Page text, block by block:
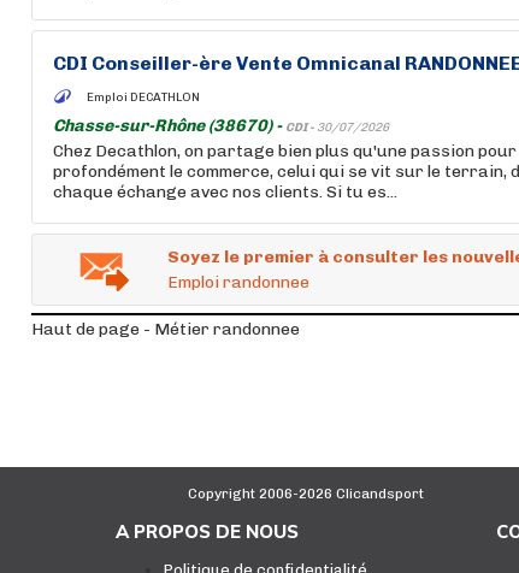
CDI Conseiller-ère Vente Omnicanal
Emploi DECATHLON
Chasse-sur-Rhône (38670) - CDI - 30/07/2026
Chez Decathlon, on partage bien plus qu'une passion
profondément le commerce, celui qui se vit sur le terrain,
chaque échange avec nos clients. Si tu es...
Soyez le premier à consulter les
Emploi randonnee
Haut de page - Métier randonnee
Copyright 2006-2026 Clicandsport
A PROPOS DE NOUS